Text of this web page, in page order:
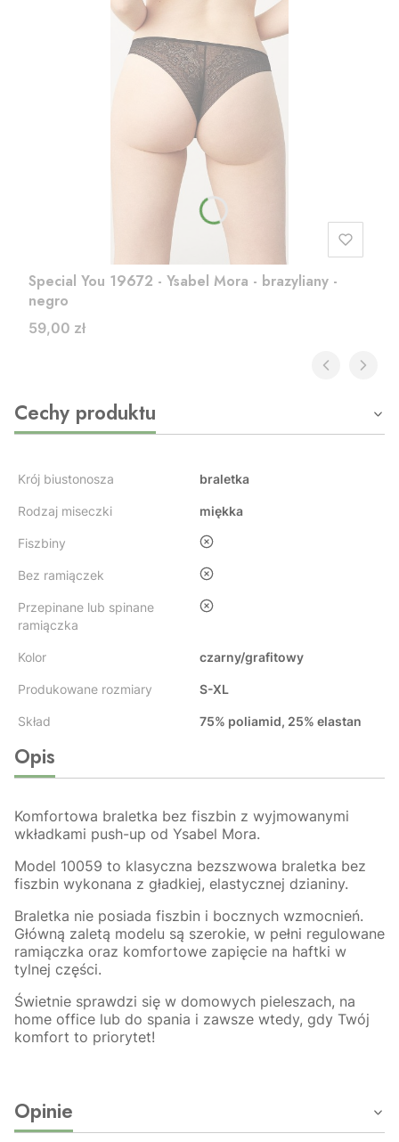
Special You 19672 - Ysabel Mora - brazyliany -
negro
Cena
59,00 zł
Cechy produktu
Krój biustonosza braletka
Rodzaj miseczki miękka
Fiszbiny nie
Bez ramiączek nie
Przepinane lub spinane
ramiączka
nie
Kolor czarny/grafitowy
Produkowane rozmiary S-XL
Skład 75% poliamid, 25% elastan
Opis
Komfortowa braletka bez fiszbin z wyjmowanymi
wkładkami push-up od Ysabel Mora.
Model 10059 to klasyczna bezszwowa braletka bez
fiszbin wykonana z gładkiej, elastycznej dzianiny.
Braletka nie posiada fiszbin i bocznych wzmocnień.
Główną zaletą modelu są szerokie, w pełni regulowane
ramiączka oraz komfortowe zapięcie na haftki w
tylnej części.
Świetnie sprawdzi się w domowych pieleszach, na
home office lub do spania i zawsze wtedy, gdy Twój
komfort to priorytet!
Opinie